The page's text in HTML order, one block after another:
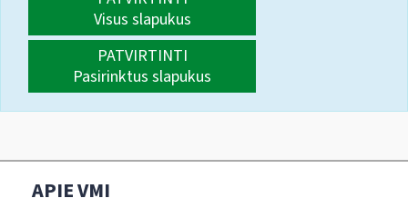
Visus slapukus
PATVIRTINTI
Pasirinktus slapukus
APIE VMI